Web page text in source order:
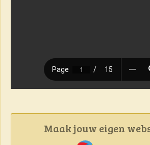
Maak jouw eigen
JouwWeb